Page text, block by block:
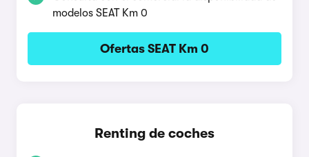
modelos SEAT Km 0
Ofertas SEAT Km 0
Renting de coches